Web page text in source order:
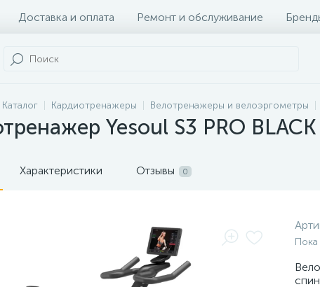
Доставка и оплата Ремонт и обслуживание
Каталог Кардиотренажеры Велотренажеры и велоэргометры
Yesoul S3 PRO BLACK
Характеристики Отзывы 0
Пока